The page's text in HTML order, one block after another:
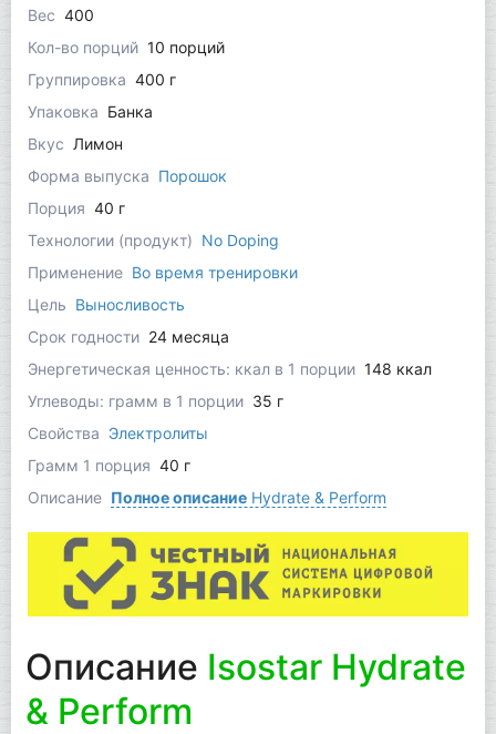
Вес 400
Кол-во порций 10 порций
Группировка 400 г
Упаковка Банка
Вкус Лимон
Форма выпуска Порошок
Порция 40 г
Технологии (продукт) No Doping
Применение Во время тренировки
Цель Выносливость
Срок годности 24 месяца
Энергетическая ценность: ккал в 1 порции 148 ккал
Углеводы: грамм в 1 порции 35 г
Свойства Электролиты
Грамм 1 порция 40 г
Описание Полное описаниеHydrate & Perform
Описание Isostar Hydrate
& Perform